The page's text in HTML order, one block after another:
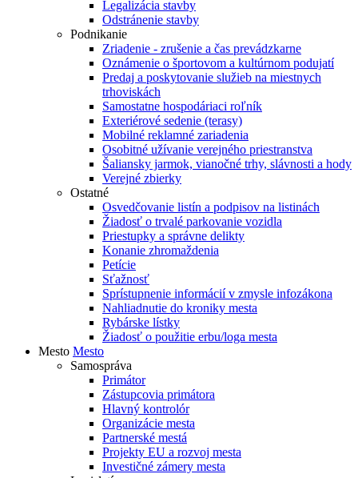
Legalizácia stavby
Odstránenie stavby
Podnikanie
Zriadenie - zrušenie a čas prevádzkarne
Oznámenie o športovom a kultúrnom podujatí
Predaj a poskytovanie služieb na miestnych
trhoviskách
Samostatne hospodáriaci roľník
Exteriérové sedenie (terasy)
Mobilné reklamné zariadenia
Osobitné užívanie verejného priestranstva
Šaliansky jarmok, vianočné trhy, slávnosti a hody
Verejné zbierky
Ostatné
Osvedčovanie listín a podpisov na listinách
Žiadosť o trvalé parkovanie vozidla
Priestupky a správne delikty
Konanie zhromaždenia
Petície
Sťažnosť
Sprístupnenie informácií v zmysle infozákona
Nahliadnutie do kroniky mesta
Rybárske lístky
Žiadosť o použitie erbu/loga mesta
Mesto Mesto
Samospráva
Primátor
Zástupcovia primátora
Hlavný kontrolór
Organizácie mesta
Partnerské mestá
Projekty EU a rozvoj mesta
Investičné zámery mesta